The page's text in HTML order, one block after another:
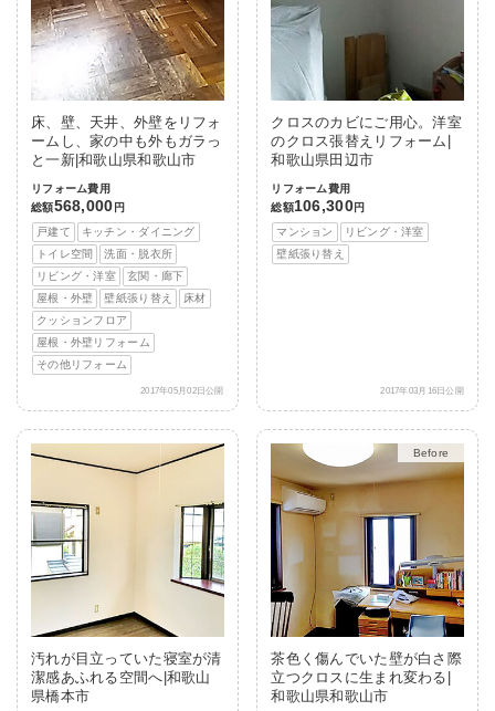
床、壁、天井、外壁をリフォ
ームし、家の中も外もガラっ
と一新|和歌山県和歌山市
リフォーム費用
総額568,000 円
戸建て
キッチン・ダイニング
トイレ空間
洗面・脱衣所
リビング・洋室
玄関・廊下
屋根・外壁
壁紙張り替え
床材
クッションフロア
屋根・外壁リフォーム
その他リフォーム
2017年05月02日公開
クロスのカビにご用心。洋室
のクロス張替えリフォーム|
和歌山県田辺市
リフォーム費用
総額106,300円
マンション
リビング・洋室
壁紙張り替え
2017年03月16日公開
汚れが目立っていた寝室が清
潔感あふれる空間へ|和歌山
県橋本市
After
茶色く傷んでいた壁が白さ際
立つクロスに生まれ変わる|
和歌山県和歌山市